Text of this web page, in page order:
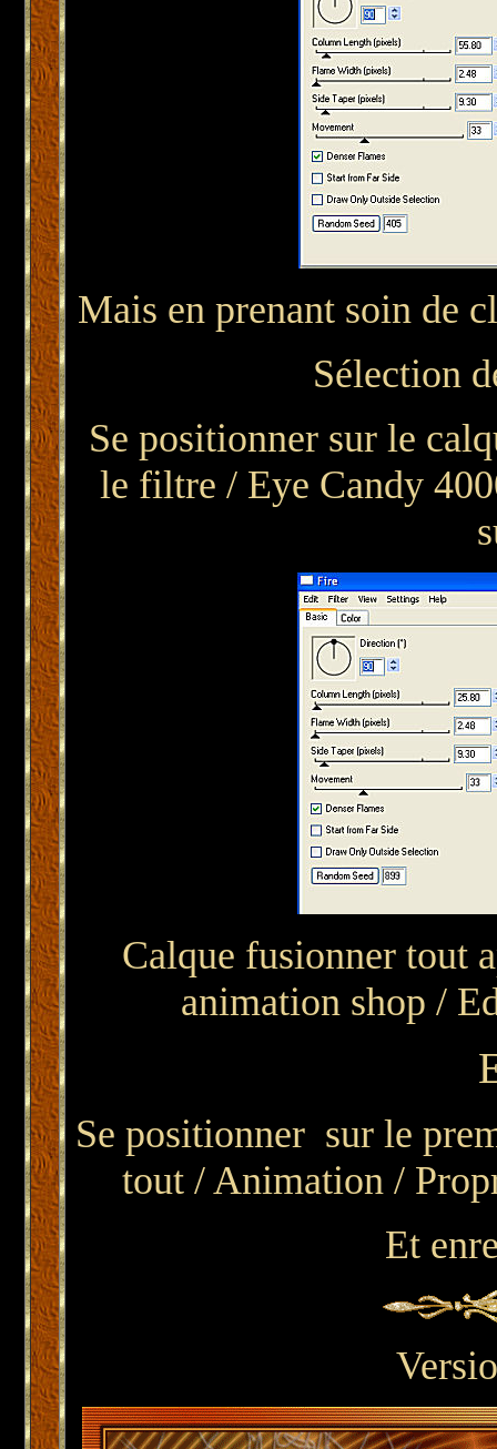
Mais en prenant soin de
Sélection
Se positionner sur le
le filtre / Eye Candy
Calque fusionner tout
animation shop /
Se positionner sur le
tout / Animation /
Et